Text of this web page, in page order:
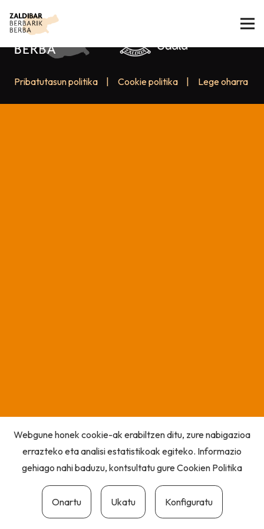
Pribatutasun politika Cookie politika Lege oharra
Webgune honek cookie-ak erabiltzen ditu, zure nabigazioa
errazteko eta analisi estatistikoak egiteko. Informazio
gehiago nahi baduzu, kontsultatu gureCookien Politika
Onartu Ukatu Konfiguratu